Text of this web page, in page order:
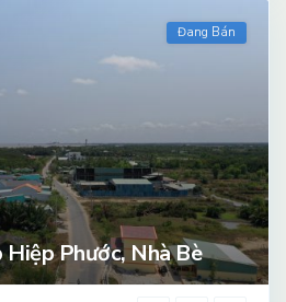
Đang Bán
Phước, Nhà Bè